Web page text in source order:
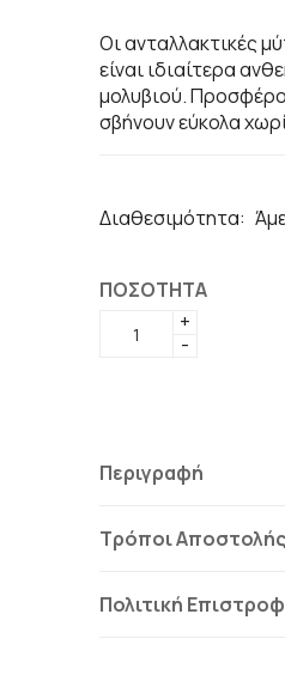
Οι ανταλλακτικές
είναι ιδιαίτερα
μολυβιού.
σβήνουν εύκολα
Διαθεσιμότητα:
ΠΟΣΟΤΗΤΑ
+
-
Περιγραφή
Τρόποι Αποστολής
Πολιτική